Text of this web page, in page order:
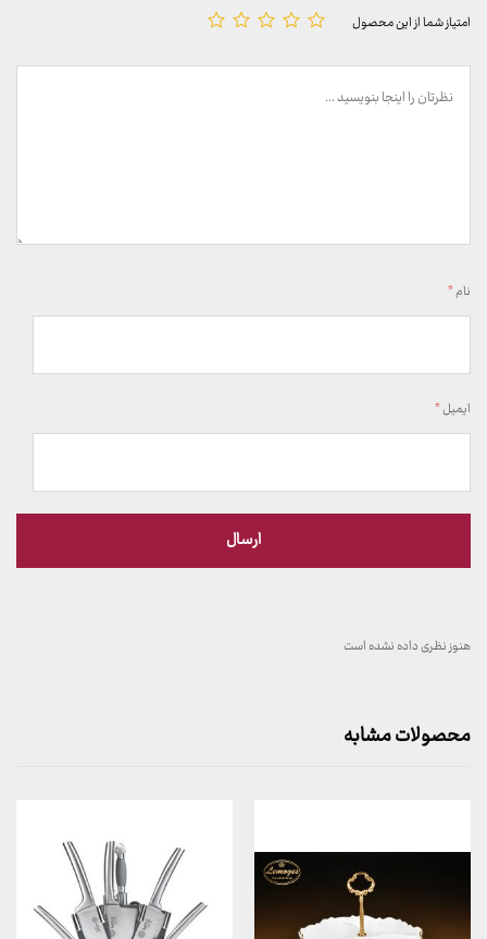
امتیاز شما از این محصول
نام*
ایمیل*
هنوز نظری داده نشده است
محصولات مشابه